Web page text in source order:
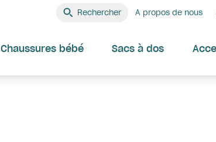
Rechercher A propos de nous
Chaussures bébé Sacs à dos